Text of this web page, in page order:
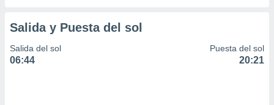
Salida y Puesta del sol
Salida del sol
06:44
Puesta del sol
20:21